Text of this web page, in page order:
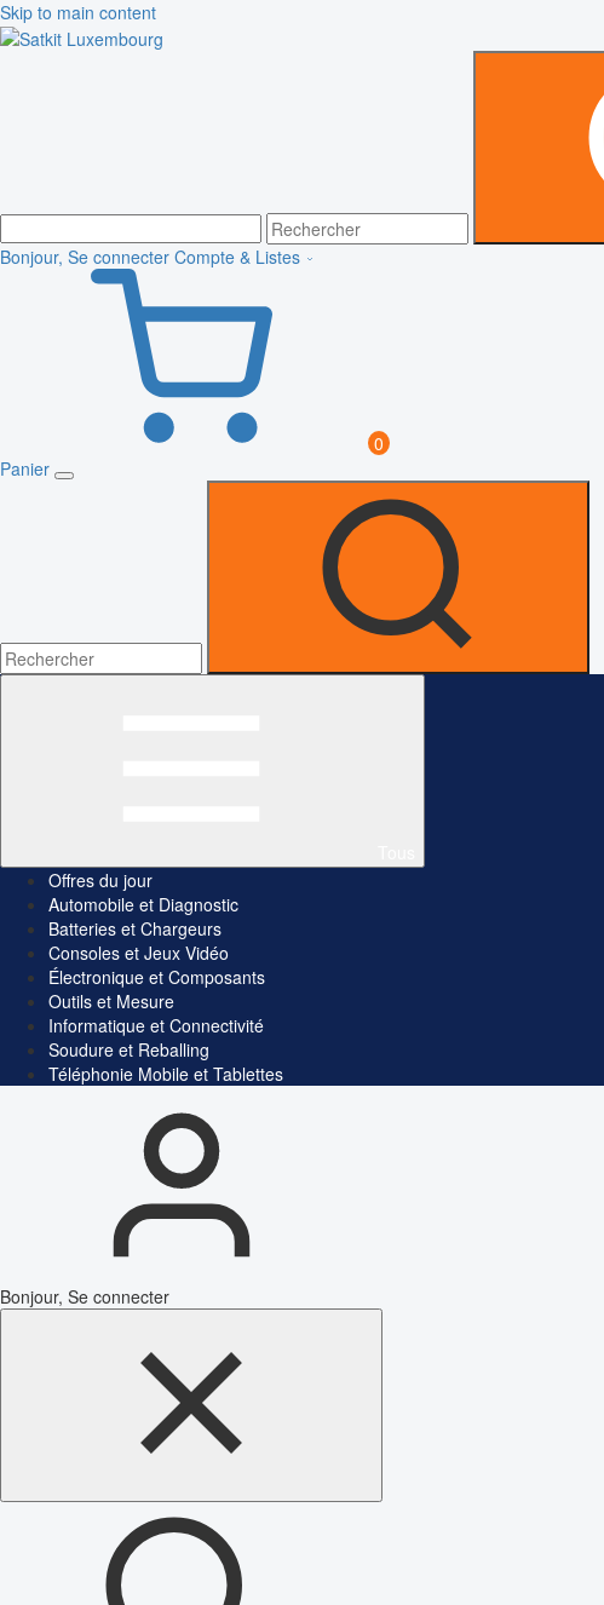
Skip to main content
Bonjour, Se connecter Compte & Listes
0
Panier
Offres du jour
Automobile et Diagnostic
Batteries et Chargeurs
Consoles et Jeux Vidéo
Électronique et Composants
Outils et Mesure
Informatique et Connectivité
Soudure et Reballing
Téléphonie Mobile et Tablettes
Bonjour, Se connecter